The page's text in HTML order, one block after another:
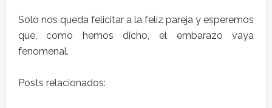
Solo nos queda felicitar a la feliz pareja y esperemos
que, como hemos dicho, el embarazo vaya
fenomenal.
Posts relacionados: